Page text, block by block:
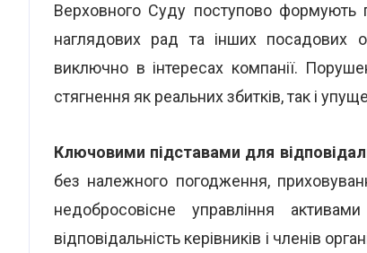
Верховного Суду поступово формують
наглядових рад та інших посадових
виключно в інтересах компанії.
стягнення як реальних збитків, так і
Ключовими підставами для
без належного погодження,
недобросовісне управління
відповідальність керівників і членів